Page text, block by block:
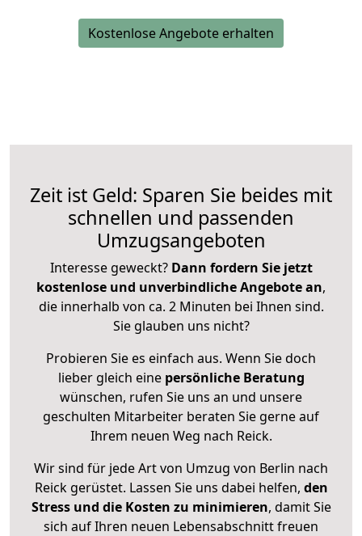
Kostenlose Angebote erhalten
Zeit ist Geld: Sparen Sie beides mit
schnellen und passenden
Umzugsangeboten
Interesse geweckt? Dann fordern Sie jetzt
kostenlose und unverbindliche Angebote an,
die innerhalb von ca. 2 Minuten bei Ihnen sind.
Sie glauben uns nicht?
Probieren Sie es einfach aus. Wenn Sie doch
lieber gleich eine persönliche Beratung
wünschen, rufen Sie uns an und unsere
geschulten Mitarbeiter beraten Sie gerne auf
Ihrem neuen Weg nach Reick.
Wir sind für jede Art von Umzug von Berlin nach
Reick gerüstet. Lassen Sie uns dabei helfen, den
Stress und die Kosten zu minimieren, damit Sie
sich auf Ihren neuen Lebensabschnitt freuen